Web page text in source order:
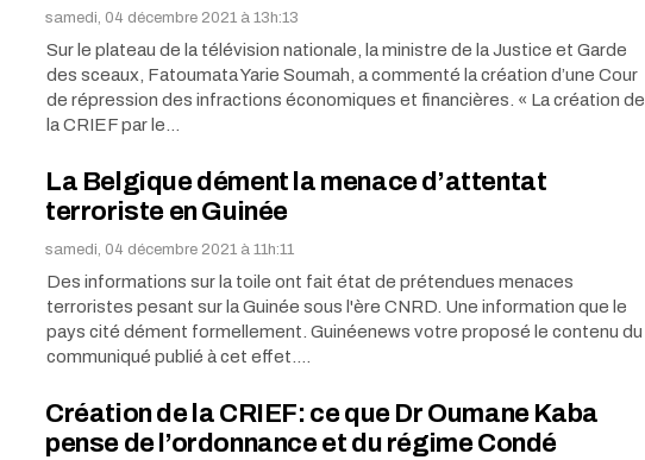
samedi, 04 décembre 2021 à 13h:13
Sur le plateau de la télévision nationale, la ministre de la Justice et Garde
des sceaux, Fatoumata Yarie Soumah, a commenté la création d’une Cour
de répression des infractions économiques et financières. « La création de
la CRIEF par le…
La Belgique dément la menace d’attentat
terroriste en Guinée
samedi, 04 décembre 2021 à 11h:11
Des informations sur la toile ont fait état de prétendues menaces
terroristes pesant sur la Guinée sous l'ère CNRD. Une information que le
pays cité dément formellement. Guinéenews votre proposé le contenu du
communiqué publié à cet effet.…
Création de la CRIEF: ce que Dr Oumane Kaba
pense de l’ordonnance et du régime Condé